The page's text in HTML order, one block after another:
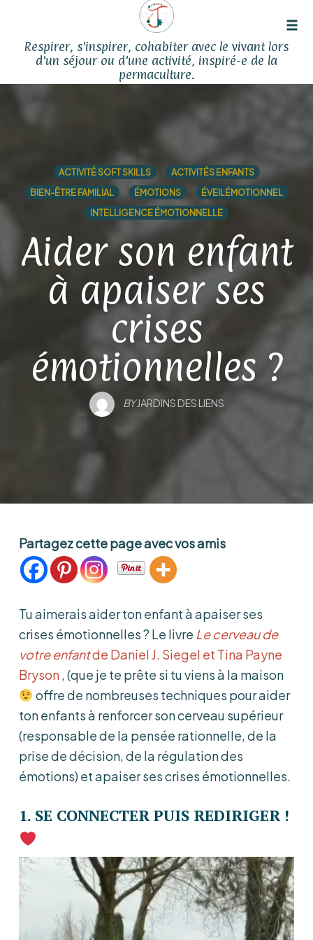
Respirer, s'inspirer, cohabiter avec le vivant lors
d'un séjour ou d'une activité, inspiré-e de la
permaculture.
ACTIVITÉ SOFT SKILLS
ACTIVITÉS ENFANTS
BIEN-ÊTRE FAMILIAL
ÉMOTIONS
ÉVEILÉMOTIONNEL
INTELLIGENCE ÉMOTIONNELLE
Aider son enfant
à apaiser ses
crises
émotionnelles ?
BYJARDINS DES LIENS
Partagez cette page avec vos amis
Tu aimerais aider ton enfant à apaiser ses
crises émotionnelles ? Le livre Le cerveau de
votre enfantde Daniel J. Siegel et Tina Payne
Bryson, (que je te prête si tu viens à la maison
offre de nombreuses techniques pour aider
ton enfants à renforcer son cerveau supérieur
(responsable de la pensée rationnelle, de la
prise de décision, de la régulation des
émotions) et apaiser ses crises émotionnelles.
1. SE CONNECTER PUIS REDIRIGER !
L
e
c